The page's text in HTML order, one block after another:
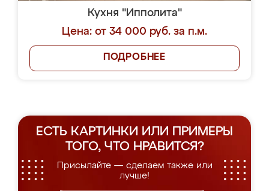
Кухня "Ипполита"
Цена: от 34 000 руб. за п.м.
ПОДРОБНЕЕ
ЕСТЬ КАРТИНКИ ИЛИ ПРИМЕРЫ
ТОГО, ЧТО НРАВИТСЯ?
Присылайте — сделаем также или
лучше!